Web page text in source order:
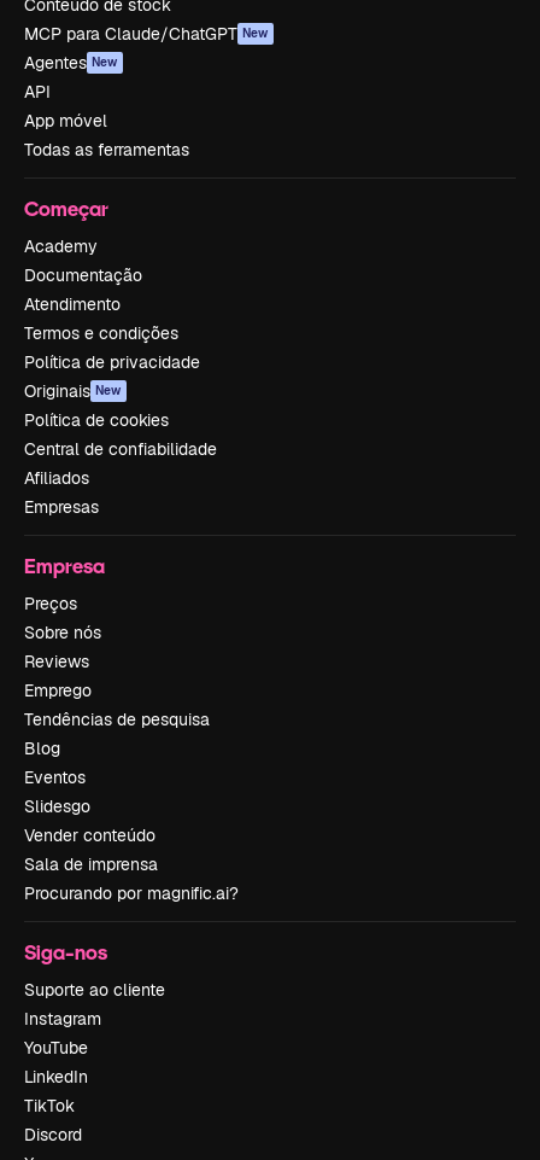
Conteúdo de stock
MCP para Claude/ChatGPT New
Agentes New
API
App móvel
Todas as ferramentas
Começar
Academy
Documentação
Atendimento
Termos e condições
Política de privacidade
Originais New
Política de cookies
Central de confiabilidade
Afiliados
Empresas
Empresa
Preços
Sobre nós
Reviews
Emprego
Tendências de pesquisa
Blog
Eventos
Slidesgo
Vender conteúdo
Sala de imprensa
Procurando por magnific.ai?
Siga-nos
Suporte ao cliente
Instagram
YouTube
LinkedIn
TikTok
Discord